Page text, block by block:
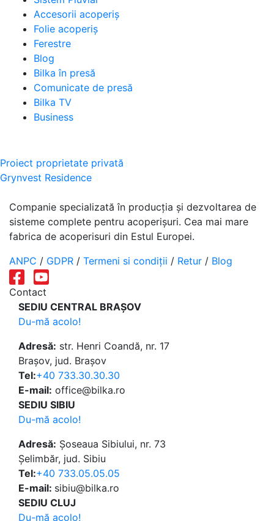
Accesorii acoperiș
Folie acoperiș
Ferestre
Blog
Bilka în presă
Comunicate de presă
Bilka TV
Business
Navigare
în
articole
Proiect proprietate privată
Grynvest Residence
Companie specializată în producția și dezvoltarea de
sisteme complete pentru acoperișuri. Cea mai mare
fabrica de acoperisuri din Estul Europei.
ANPC / GDPR / Termeni si condiții / Retur / Blog
Contact
SEDIU CENTRAL BRAȘOV
Du-mă acolo!
Adresă: str. Henri Coandă, nr. 17
Brașov, jud. Brașov
Tel:+40 733.30.30.30
E-mail: office@bilka.ro
SEDIU SIBIU
Du-mă acolo!
Adresă: Șoseaua Sibiului, nr. 73
Șelimbăr, jud. Sibiu
Tel:+40 733.05.05.05
E-mail: sibiu@bilka.ro
SEDIU CLUJ
Du-mă acolo!